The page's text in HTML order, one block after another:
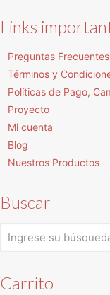
Links
Preguntas Frecuentes
Términos y
Políticas de Pago,
Proyecto
Mi cuenta
Blog
Nuestros Productos
Buscar
Carrito